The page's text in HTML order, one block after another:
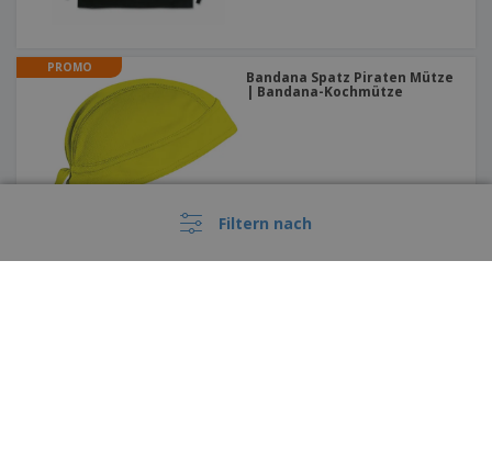
Filtern nach
PROMO
Bandana Spatz Piraten Mütze
| Bandana-Kochmütze